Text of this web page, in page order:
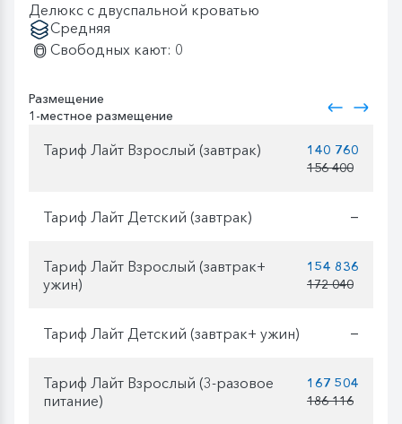
Делюкс с двуспальной кроватью
Средняя
Свободных кают: 0
Размещение
1-местное размещение
Тариф Лайт Взрослый (завтрак)
140 760
156 400
Тариф Лайт Детский (завтрак) —
Тариф Лайт Взрослый (завтрак+
ужин)
154 836
172 040
Тариф Лайт Детский (завтрак+ ужин) —
Тариф Лайт Взрослый (3-разовое
питание)
167 504
186 116